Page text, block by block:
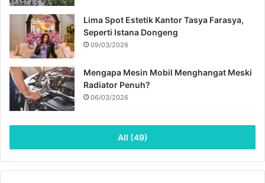
Lima Spot Estetik Kantor Tasya Farasya,
Seperti Istana Dongeng
09/03/2026
Mengapa Mesin Mobil Menghangat Meski
Radiator Penuh?
06/03/2026
All (49)